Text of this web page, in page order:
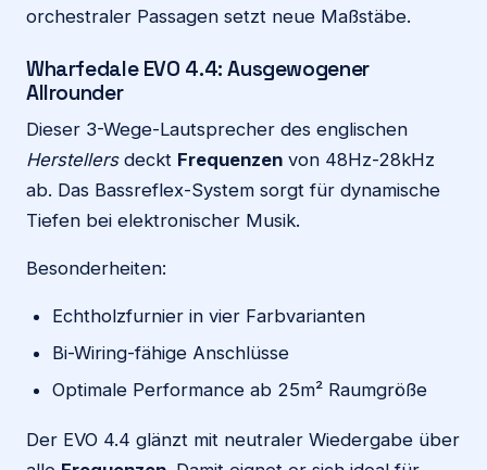
orchestraler Passagen setzt neue Maßstäbe.
Wharfedale EVO 4.4: Ausgewogener
Allrounder
Dieser 3-Wege-Lautsprecher des englischen
Herstellersdeckt Frequenzen von 48Hz-28kHz
ab. Das Bassreflex-System sorgt für dynamische
Tiefen bei elektronischer Musik.
Besonderheiten:
Echtholzfurnier in vier Farbvarianten
Bi-Wiring-fähige Anschlüsse
Optimale Performance ab 25m² Raumgröße
Der EVO 4.4 glänzt mit neutraler Wiedergabe über